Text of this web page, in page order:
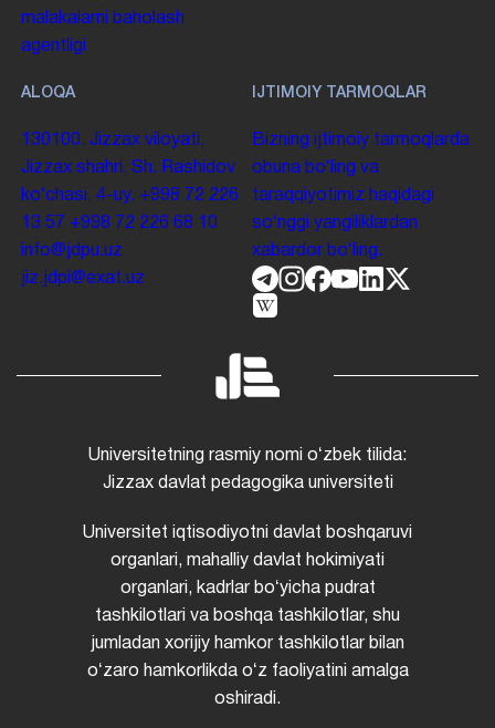
malakalarni baholash
agentligi
ALOQA
130100. Jizzax viloyati,
Jizzax shahri, Sh. Rashidov
koʻchasi, 4-uy. +998 72 226
13 57 +998 72 226 68 10
info@jdpu.uz
jiz.jdpi@exat.uz
IJTIMOIY TARMOQLAR
Bizning ijtimoiy tarmoqlarda
obuna boʻling va
taraqqiyotimiz haqidagi
soʻnggi yangiliklardan
xabardor boʻling.
Universitetning rasmiy nomi oʻzbek tilida:
Jizzax davlat pedagogika universiteti
Universitet iqtisodiyotni davlat boshqaruvi
organlari, mahalliy davlat hokimiyati
organlari, kadrlar boʻyicha pudrat
tashkilotlari va boshqa tashkilotlar, shu
jumladan xorijiy hamkor tashkilotlar bilan
oʻzaro hamkorlikda oʻz faoliyatini amalga
oshiradi.